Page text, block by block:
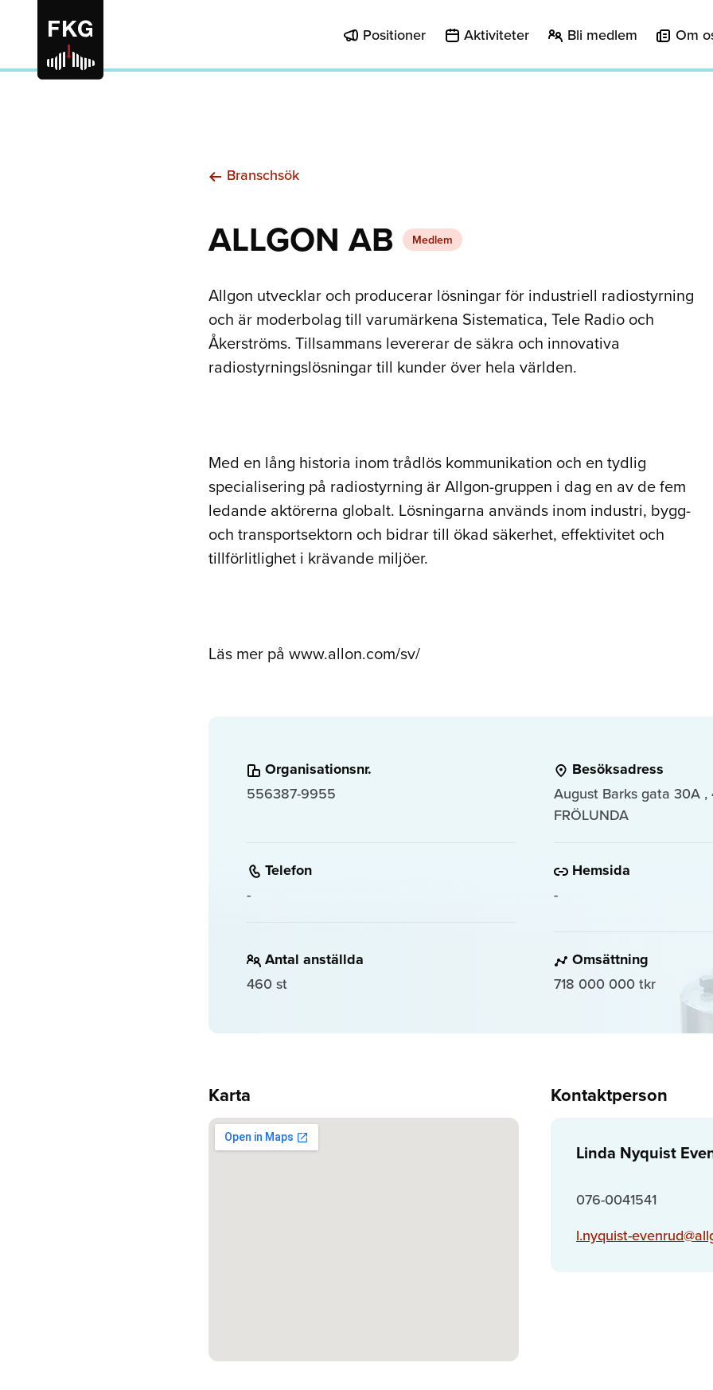
Positioner Aktiviteter Bli medlem Om
Branschsök
ALLGON AB Medlem
Allgon utvecklar och producerar lösningar för industriell radiostyrning
och är moderbolag till varumärkena Sistematica, Tele Radio och
Åkerströms. Tillsammans levererar de säkra och innovativa
radiostyrningslösningar till kunder över hela världen.
Med en lång historia inom trådlös kommunikation och en tydlig
specialisering på radiostyrning är Allgon-gruppen i dag en av de fem
ledande aktörerna globalt. Lösningarna används inom industri, bygg-
och transportsektorn och bidrar till ökad säkerhet, effektivitet och
tillförlitlighet i krävande miljöer.
Läs mer på www.allon.com/sv/
Organisationsnr.
556387-9955
Besöksadress
August Barks gata 30A ,
FRÖLUNDA
Telefon
-
Hemsida
-
Antal anställda
460 st
Omsättning
718 000 000 tkr
Karta Kontaktperson
Linda Nyquist
076-0041541
l.nyquist-